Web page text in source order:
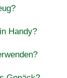
Handy?